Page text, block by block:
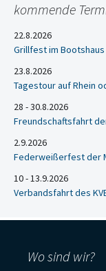
kommende
22.8.2026
Grillfest im Bootshaus
23.8.2026
Tagestour auf Rhein
28 - 30.8.2026
Freundschaftsfahrt
2.9.2026
Federweißerfest der
10 - 13.9.2026
Verbandsfahrt des
Wo sind wir?